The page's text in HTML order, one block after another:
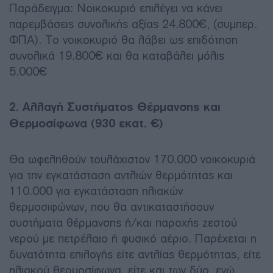
Παράδειγμα: Νοικοκυριό επιλέγει να κάνει
παρεμβάσεις συνολικής αξίας 24.800€, (συμπερ.
ΦΠΑ). Το νοικοκυριό θα λάβει ως επιδότηση
συνολικά 19.800€ και θα καταβάλει μόλις
5.000€
2. Αλλαγή Συστήματος Θέρμανσης και
Θερμοσίφωνα (930 εκατ. €)
Θα ωφεληθούν τουλάχιστον 170.000 νοικοκυριά
για την εγκατάσταση αντλιών θερμότητας και
110.000 για εγκατάσταση ηλιακών
θερμοσιφώνων, που θα αντικαταστήσουν
συστήματα θέρμανσης ή/και παροχής ζεστού
νερού με πετρέλαιο ή φυσικό αέριο. Παρέχεται η
δυνατότητα επιλογής είτε αντλίας θερμότητας, είτε
ηλιακού θερμοσίφωνα, είτε και των δύο, ενώ